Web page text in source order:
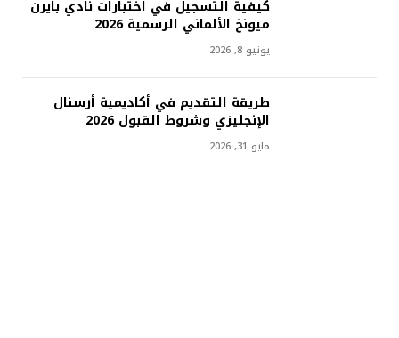
كيفية التسجيل في اختبارات نادي بايرن
ميونخ الألماني الرسمية 2026
يونيو 8, 2026
طريقة التقديم في أكاديمية أرسنال
الإنجليزي وشروط القبول 2026
مايو 31, 2026